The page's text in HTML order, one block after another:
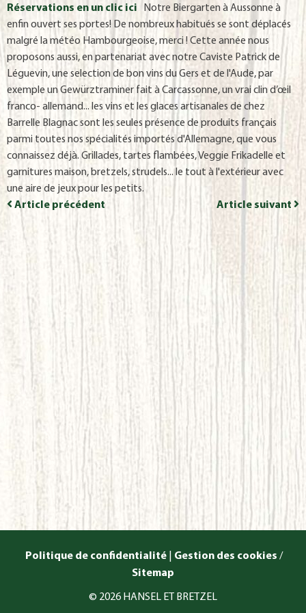
Réservations en un clic ici Notre Biergarten à Aussonne à
enfin ouvert ses portes! De nombreux habitués se sont déplacés
malgré la météo Hambourgeoise, merci ! Cette année nous
proposons aussi, en partenariat avec notre Caviste Patrick de
Léguevin, une selection de bon vins du Gers et de l'Aude, par
exemple un Gewürztraminer fait à Carcassonne, un vrai clin d’œil
franco- allemand... les vins et les glaces artisanales de chez
Barrelle Blagnac sont les seules présence de produits français
parmi toutes nos spécialités importés d'Allemagne, que vous
connaissez déjà. Grillades, tartes flambées, Veggie Frikadelle et
garnitures maison, bretzels, strudels... le tout à l'extérieur avec
une aire de jeux pour les petits.
Article précédent
Article suivant
Politique de confidentialité Gestion des cookies /
Sitemap
© 2026 HANSEL ET BRETZEL